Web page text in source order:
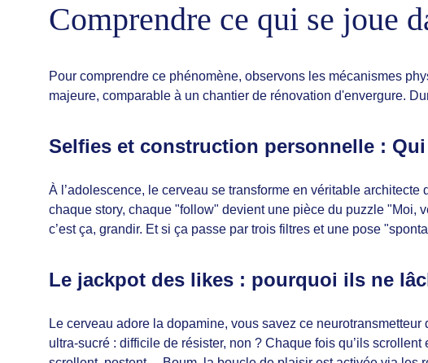
Comprendre ce qui se joue
Pour comprendre ce phénomène, observons les mécanismes
majeure, comparable à un chantier de rénovation d'envergure.
Selfies et construction personnelle :
À l’adolescence, le cerveau se transforme en véritable
chaque story, chaque "follow" devient une pièce du puzzle "Moi,
c’est ça, grandir. Et si ça passe par trois filtres et une pose
Le jackpot des likes : pourquoi ils ne
Le cerveau adore la dopamine, vous savez ce
ultra-sucré : difficile de résister, non ? Chaque fois qu’ils